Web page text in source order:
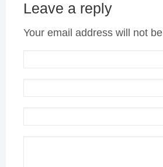
Leave a reply
Your email address will not